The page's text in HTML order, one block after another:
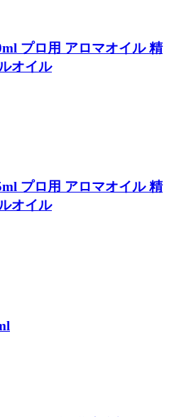
プロ用 アロマオイル 精
オイル
プロ用 アロマオイル 精
オイル